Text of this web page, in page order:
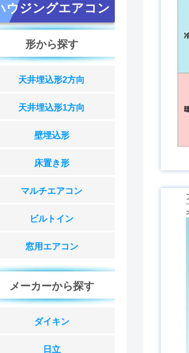
ウジングエアコン
形から探す
天井埋込形2方向
天井埋込形1方向
壁埋込形
床置き形
マルチエアコン
ビルトイン
窓用エアコン
メーカーから探す
ダイキン
日立